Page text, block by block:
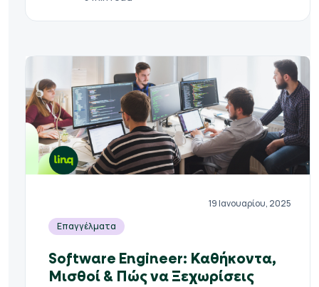
19 Ιανουαρίου, 2025
Επαγγέλματα
Software Engineer: Καθήκοντα,
Μισθοί & Πώς να Ξεχωρίσεις